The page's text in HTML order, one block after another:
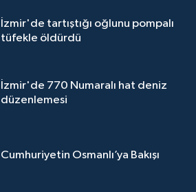
İzmir'de tartıştığı oğlunu pompalı
tüfekle öldürdü
İzmir'de 770 Numaralı hat deniz
düzenlemesi
Cumhuriyetin Osmanlı’ya Bakışı